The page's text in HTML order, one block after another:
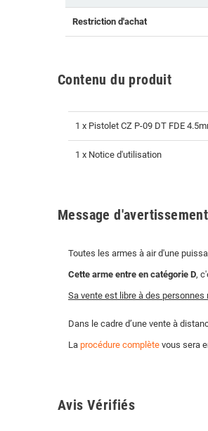
Restriction d'achat
Contenu du produit
1 x Pistolet CZ P-09 DT FDE
1 x Notice d'utilisation
Message
Toutes les armes à air d'une
Cette arme entre en catégorie D,
Sa vente est libre à des personnes
Dans le cadre d’une vente à
La procédure complète vous sera
Avis Vérifiés